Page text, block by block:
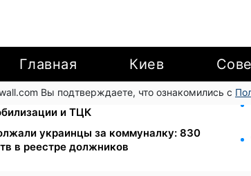
Главная Киев
Вы подтверждаете, что ознакомились с
миллионы в розыске: Федоров раскрыл
и ТЦК
украинцы за коммуналку: 830
в реестре должников